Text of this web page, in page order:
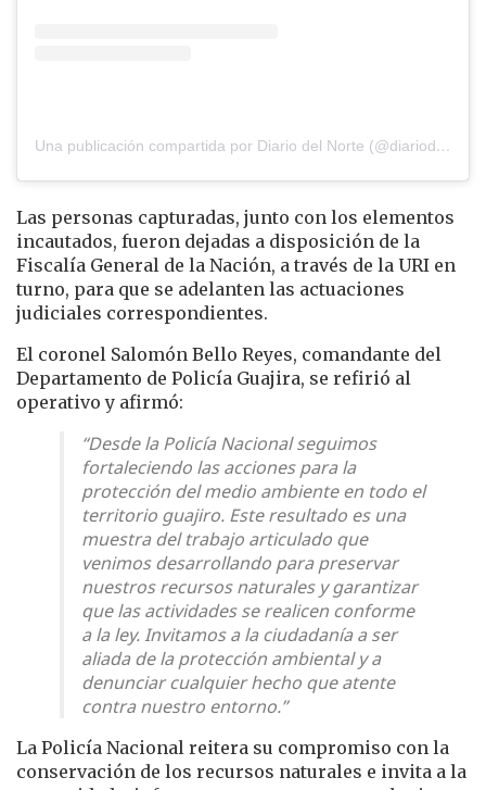
Una publicación compartida por Diario del Norte (@diariodelnorte)
Las personas capturadas, junto con los elementos
incautados, fueron dejadas a disposición de la
Fiscalía General de la Nación, a través de la URI en
turno, para que se adelanten las actuaciones
judiciales correspondientes.
El coronel Salomón Bello Reyes, comandante del
Departamento de Policía Guajira, se refirió al
operativo y afirmó:
“Desde la Policía Nacional seguimos
fortaleciendo las acciones para la
protección del medio ambiente en todo el
territorio guajiro. Este resultado es una
muestra del trabajo articulado que
venimos desarrollando para preservar
nuestros recursos naturales y garantizar
que las actividades se realicen conforme
a la ley. Invitamos a la ciudadanía a ser
aliada de la protección ambiental y a
denunciar cualquier hecho que atente
contra nuestro entorno.”
La Policía Nacional reitera su compromiso con la
conservación de los recursos naturales e invita a la